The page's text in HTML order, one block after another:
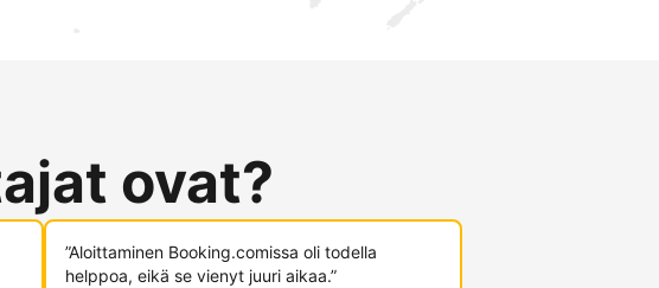
ovat?
”Aloittaminen Booking.comissa oli todella
helppoa, eikä se vienyt juuri aikaa.”